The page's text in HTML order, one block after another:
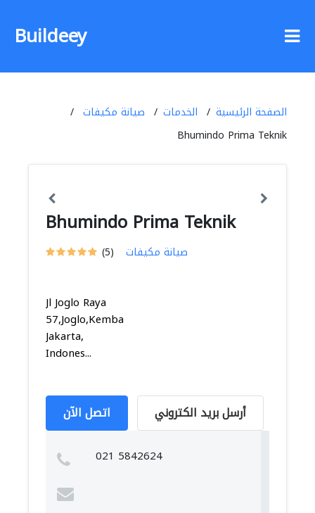
Buildeey
الصفحة الرئيسية الخدمات
صيانة مكيفات
Bhumindo Prima Teknik
Bhumindo Prima Teknik
(5) صيانة مكيفات
Jl Joglo Raya
57,Joglo,Kembangan,
Jakarta,
Indones...
اتصل الآن أرسل بريد الكتروني
021 5842624